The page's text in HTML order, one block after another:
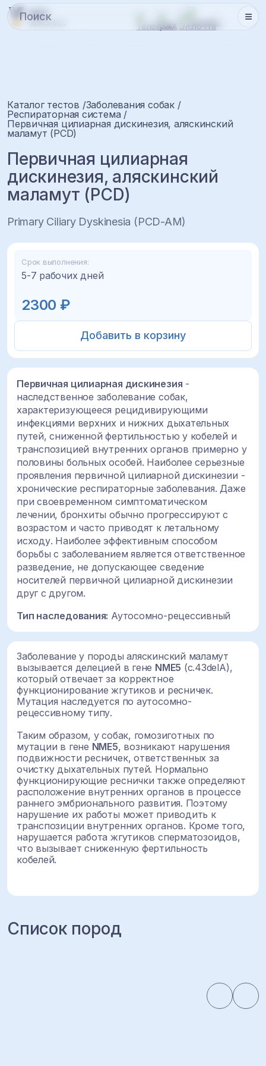
Каталог тестов Заболевания собак
Респираторная система
Первичная цилиарная дискинезия, аляскинский
маламут (PCD)
Первичная цилиарная
дискинезия, аляскинский
маламут (PCD)
Primary Ciliary Dyskinesia (PCD-AM)
Первичная цилиарная дискинезия -
наследственное заболевание собак,
характеризующееся рецидивирующими
инфекциями верхних и нижних дыхательных
путей, сниженной фертильностью у кобелей и
транспозицией внутренних органов примерно у
половины больных особей. Наиболее серьезные
проявления первичной цилиарной дискинезии -
хронические респираторные заболевания. Даже
при своевременном симптоматическом
лечении, бронхиты обычно прогрессируют с
возрастом и часто приводят к летальному
исходу. Наиболее эффективным способом
борьбы с заболеванием является ответственное
разведение, не допускающее сведение
носителей первичной цилиарной дискинезии
друг с другом.
Тип наследования: Аутосомно-рецессивный
Заболевание у породы аляскинский маламут
вызывается делецией в гене NME5 (c.43delA),
который отвечает за корректное
функционирование жгутиков и ресничек.
Мутация наследуется по аутосомно-
рецессивному типу.
Таким образом, у собак, гомозиготных по
мутации в гене NME5, возникают нарушения
подвижности ресничек, ответственных за
очистку дыхательных путей. Нормально
функционирующие реснички также определяют
расположение внутренних органов в процессе
раннего эмбрионального развития. Поэтому
нарушение их работы может приводить к
транспозиции внутренних органов. Кроме того,
нарушается работа жгутиков сперматозоидов,
что вызывает сниженную фертильность
кобелей.
Срок выполнения:
5-7 рабочих дней
2300 ₽
Добавить в корзину
Список пород